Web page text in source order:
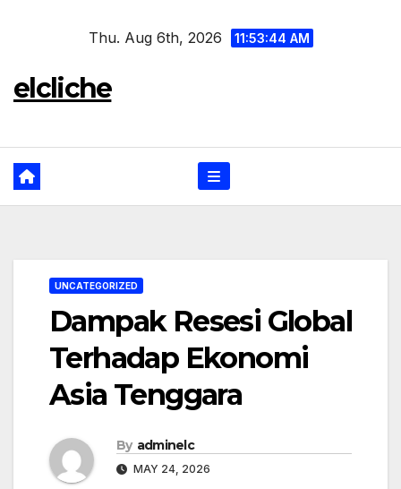
Thu. Aug 6th, 2026 11:53:44 AM
elcliche
UNCATEGORIZED
Dampak Resesi Global
Terhadap Ekonomi
Asia Tenggara
By adminelc
MAY 24, 2026